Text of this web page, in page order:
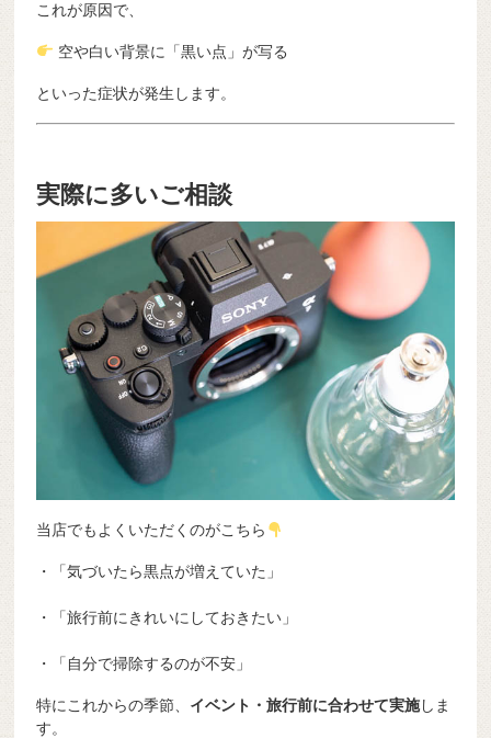
これが原因で、
空や白い背景に「黒い点」が写る
といった症状が発生します。
実際に多いご相談
当店でもよくいただくのがこちら
・「気づいたら黒点が増えていた」
・「旅行前にきれいにしておきたい」
・「自分で掃除するのが不安」
特にこれからの季節、 イベント・旅行前に合わせて実施しま
す。